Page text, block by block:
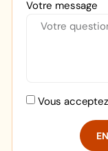
Votre message
Vous